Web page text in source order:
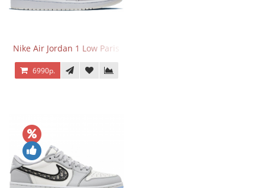
Nike Air Jordan 1 Low Paris
6990р.